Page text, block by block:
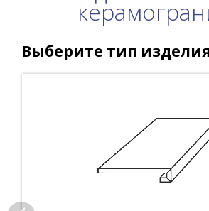
Выберите тип изделия